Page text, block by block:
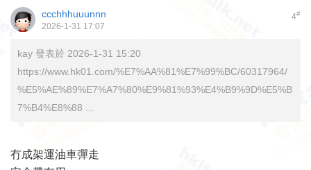
4#
ccchhhuuunnn
2026-1-31 17:07
kay 發表於 2026-1-31 15:20
https://www.hk01.com/%E7%AA%81%E7%99%BC/60317964/
%E5%AE%89%E7%A7%80%E9%81%93%E4%B9%9D%E5%B
7%B4%E8%88 ...
冇成架運油車彈走